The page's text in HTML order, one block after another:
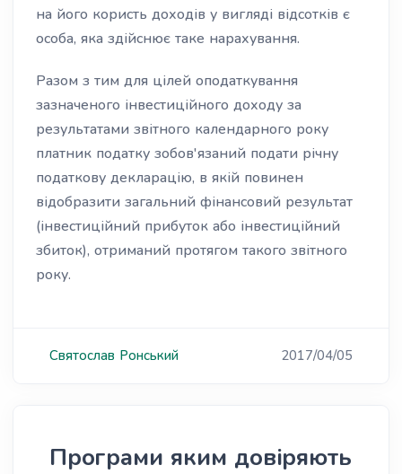
на його користь доходів у вигляді відсотків є
особа, яка здійснює таке нарахування.
Разом з тим для цілей оподаткування
зазначеного інвестиційного доходу за
результатами звітного календарного року
платник податку зобов'язаний подати річну
податкову декларацію, в якій повинен
відобразити загальний фінансовий результат
(інвестиційний прибуток або інвестиційний
збиток), отриманий протягом такого звітного
року.
Святослав Ронський 2017/04/05
Програми яким довіряють